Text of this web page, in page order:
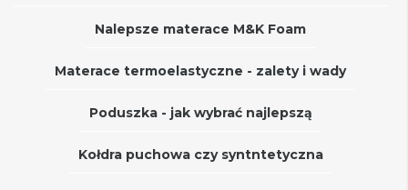
Nalepsze materace M&K Foam
Materace termoelastyczne - zalety i wady
Poduszka - jak wybrać najlepszą
Kołdra puchowa czy syntntetyczna